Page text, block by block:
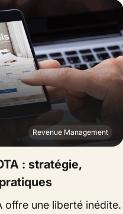
Revenue Management
: stratégie,
offre une liberté inédite.